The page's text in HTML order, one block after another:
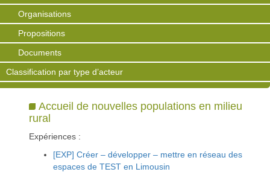
Organisations
Propositions
Documents
Classification par type d’acteur
Accueil de nouvelles populations en milieu
rural
Expériences :
[EXP] Créer – développer – mettre en réseau des
espaces de TEST en Limousin